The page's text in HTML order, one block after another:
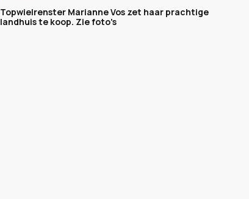
Topwielrenster Marianne Vos zet haar prachtige
landhuis te koop. Zie foto's